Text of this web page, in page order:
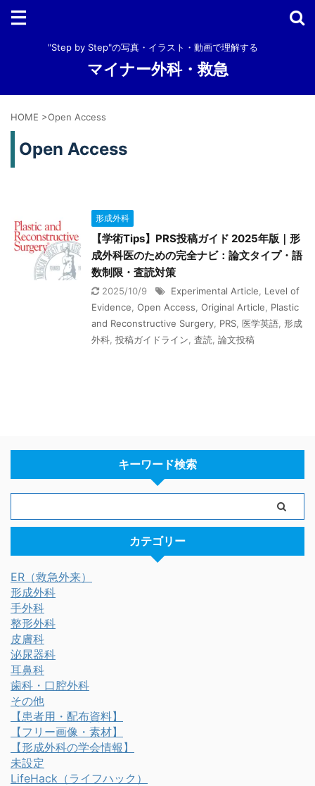
"Step by Step"の写真・イラスト・動画で理解する
マイナー外科・救急
HOME >Open Access
Open Access
形成外科
【学術Tips】PRS投稿ガイド 2025年版｜形
成外科医のための完全ナビ：論文タイプ・語
数制限・査読対策
2025/10/9 Experimental Article
Level of
Evidence Open Access Original Article
Plastic
and Reconstructive Surgery PRS 医学英語 形成
外科 投稿ガイドライン 査読 論文投稿
キーワード検索
カテゴリー
ER（救急外来）
形成外科
手外科
整形外科
皮膚科
泌尿器科
耳鼻科
歯科・口腔外科
その他
【患者用・配布資料】
【フリー画像・素材】
【形成外科の学会情報】
未設定
LifeHack（ライフハック）